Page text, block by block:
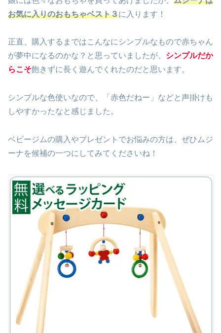
お気に入りのおもちゃベスト３に入ります！
正直、購入するまではこんなにシンプルなもので赤ちゃん
が夢中になるのかな？と思っていましたが、 シンプルだか
らこそ飽きずに長く遊んでくれたのだと思います。
シンプルな色使いなので、「赤色だねー」などと声掛けも
しやすかったなと感じました。
ベビージムの購入やプレゼントでお悩みの方は、ぜひムジ
ーナを候補の一つにしてみてくださいね！